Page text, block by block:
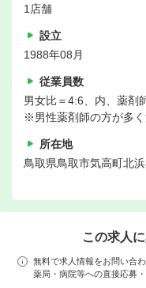
1店舗
設立
1988年08月
従業員数
男女比＝4:6、内、薬剤
※男性薬剤師の方が多
所在地
鳥取県鳥取市気高町北
この求人
無料で求人情報をお問い合わ
薬局・病院等への直接応募